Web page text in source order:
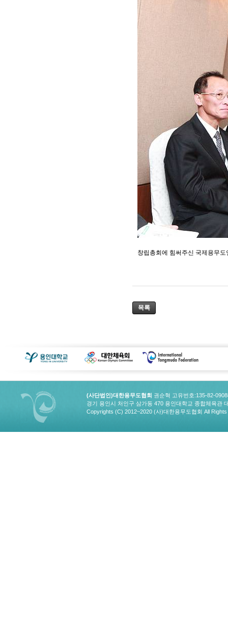
창립총회에 힘써주신 국제용무
목록
(사단법인)대한용무도협회 권순혁 고유번호:135-82-
경기 용인시 처인구 삼가동 470 용인대학교 종합체육관
Copyrights (C) 2012~2020 (사)대한용무도협회 All